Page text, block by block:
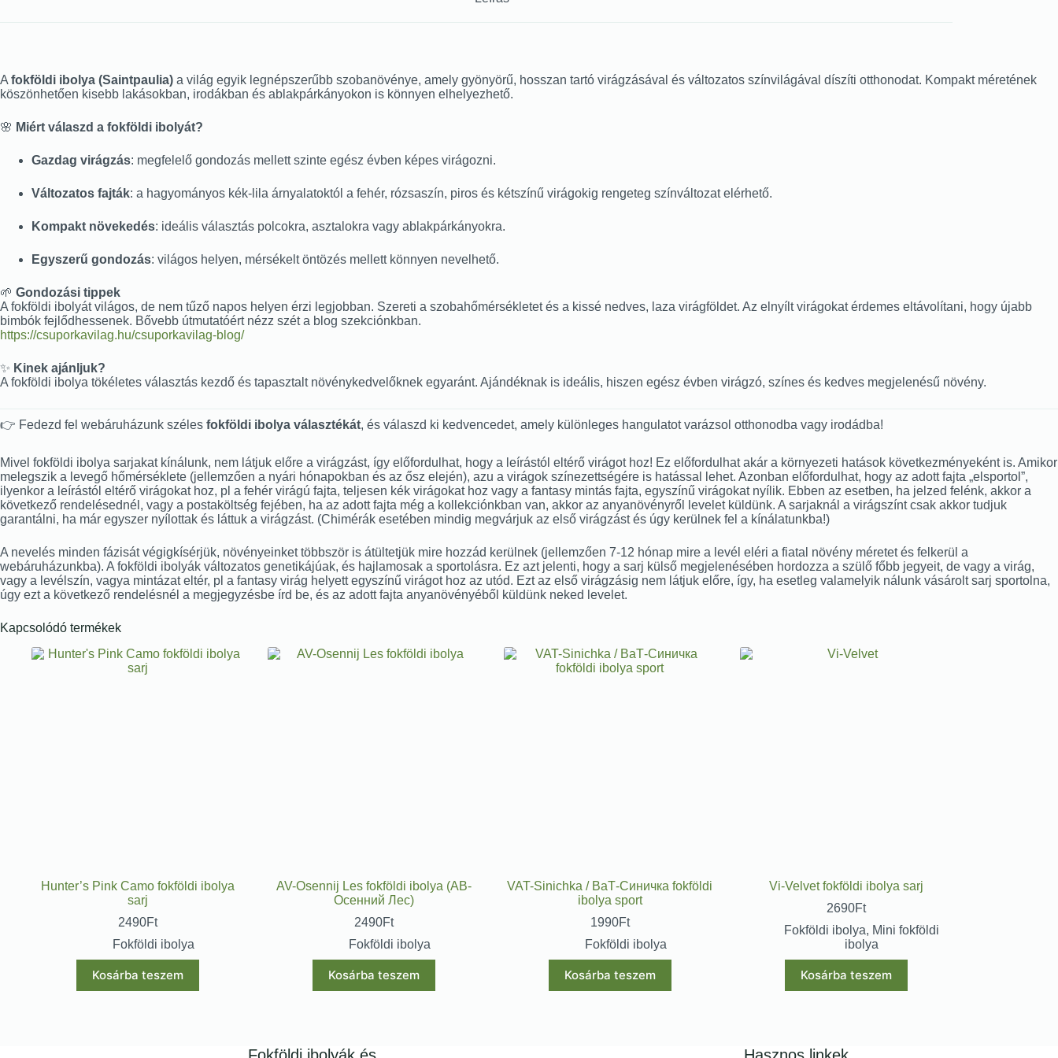
A fokföldi ibolya (Saintpaulia) a világ egyik legnépszerűbb szobanövénye, amely gyönyörű, hosszan tartó virágzásával és változatos színvilágával díszíti otthonodat. Kompakt méretének
köszönhetően kisebb lakásokban, irodákban és ablakpárkányokon is könnyen elhelyezhető.
🌸 Miért válaszd a fokföldi ibolyát?
Gazdag virágzás: megfelelő gondozás mellett szinte egész évben képes virágozni.
Változatos fajták: a hagyományos kék-lila árnyalatoktól a fehér, rózsaszín, piros és kétszínű virágokig rengeteg színváltozat elérhető.
Kompakt növekedés: ideális választás polcokra, asztalokra vagy ablakpárkányokra.
Egyszerű gondozás: világos helyen, mérsékelt öntözés mellett könnyen nevelhető.
🌱 Gondozási tippek
A fokföldi ibolyát világos, de nem tűző napos helyen érzi legjobban. Szereti a szobahőmérsékletet és a kissé nedves, laza virágföldet. Az elnyílt virágokat érdemes eltávolítani, hogy újabb
bimbók fejlődhessenek. Bővebb útmutatóért nézz szét a blog szekciónkban.
https://csuporkavilag.hu/csuporkavilag-blog/
✨ Kinek ajánljuk?
A fokföldi ibolya tökéletes választás kezdő és tapasztalt növénykedvelőknek egyaránt. Ajándéknak is ideális, hiszen egész évben virágzó, színes és kedves megjelenésű növény.
👉 Fedezd fel webáruházunk széles fokföldi ibolya választékát, és válaszd ki kedvencedet, amely különleges hangulatot varázsol otthonodba vagy irodádba!
Mivel fokföldi ibolya sarjakat kínálunk, nem látjuk előre a virágzást, így előfordulhat, hogy a leírástól eltérő virágot hoz! Ez előfordulhat akár a környezeti hatások következményeként is. Amikor
melegszik a levegő hőmérséklete (jellemzően a nyári hónapokban és az ősz elején), azu a virágok színezettségére is hatással lehet. Azonban előfordulhat, hogy az adott fajta „elsportol”,
ilyenkor a leírástól eltérő virágokat hoz, pl a fehér virágú fajta, teljesen kék virágokat hoz vagy a fantasy mintás fajta, egyszínű virágokat nyílik. Ebben az esetben, ha jelzed felénk, akkor a
következő rendelésednél, vagy a postaköltség fejében, ha az adott fajta még a kollekciónkban van, akkor az anyanövényről levelet küldünk. A sarjaknál a virágszínt csak akkor tudjuk
garantálni, ha már egyszer nyílottak és láttuk a virágzást. (Chimérák esetében mindig megvárjuk az első virágzást és úgy kerülnek fel a kínálatunkba!)
A nevelés minden fázisát végigkísérjük, növényeinket többször is átültetjük mire hozzád kerülnek (jellemzően 7-12 hónap mire a levél eléri a fiatal növény méretet és felkerül a
webáruházunkba). A fokföldi ibolyák változatos genetikájúak, és hajlamosak a sportolásra. Ez azt jelenti, hogy a sarj külső megjelenésében hordozza a szülő főbb jegyeit, de vagy a virág,
vagy a levélszín, vagya mintázat eltér, pl a fantasy virág helyett egyszínű virágot hoz az utód. Ezt az első virágzásig nem látjuk előre, így, ha esetleg valamelyik nálunk vásárolt sarj sportolna,
úgy ezt a következő rendelésnél a megjegyzésbe írd be, és az adott fajta anyanövényéből küldünk neked levelet.
Kapcsolódó termékek
Hunter’s Pink Camo fokföldi ibolya
sarj
2490Ft
Fokföldi ibolya
Kosárba teszem
AV-Osennij Les fokföldi ibolya (АВ-
Осенний Лес)
2490Ft
Fokföldi ibolya
Kosárba teszem
VAT-Sinichka / ВаТ-Синичка fokföldi
ibolya sport
1990Ft
Fokföldi ibolya
Kosárba teszem
Vi-Velvet fokföldi ibolya sarj
2690Ft
Fokföldi ibolya, Mini fokföldi
ibolya
Kosárba teszem